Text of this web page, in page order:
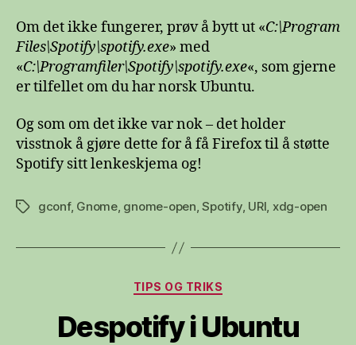
Om det ikke fungerer, prøv å bytt ut «C:\Program
Files\Spotify\spotify.exe» med
«C:\Programfiler\Spotify\spotify.exe«, som gjerne
er tilfellet om du har norsk Ubuntu.
Og som om det ikke var nok – det holder
visstnok å gjøre dette for å få Firefox til å støtte
Spotify sitt lenkeskjema og!
Stikkord
gconf, Gnome, gnome-open,Spotify, URI, xdg-open
Kategorier
TIPS OG TRIKS
Despotify i Ubuntu